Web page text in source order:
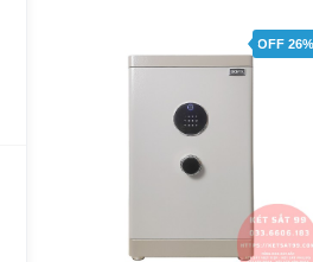
60 tháng
7,663,000 đ